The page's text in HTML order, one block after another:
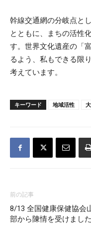
幹線交通網の分岐点と
とともに、まちの活性
す。世界文化遺産の「
るよう、私もできる限
考えています。
キーワード 地域活性
前の記事
8/13 全国健康保健協会
部から陳情を受けました